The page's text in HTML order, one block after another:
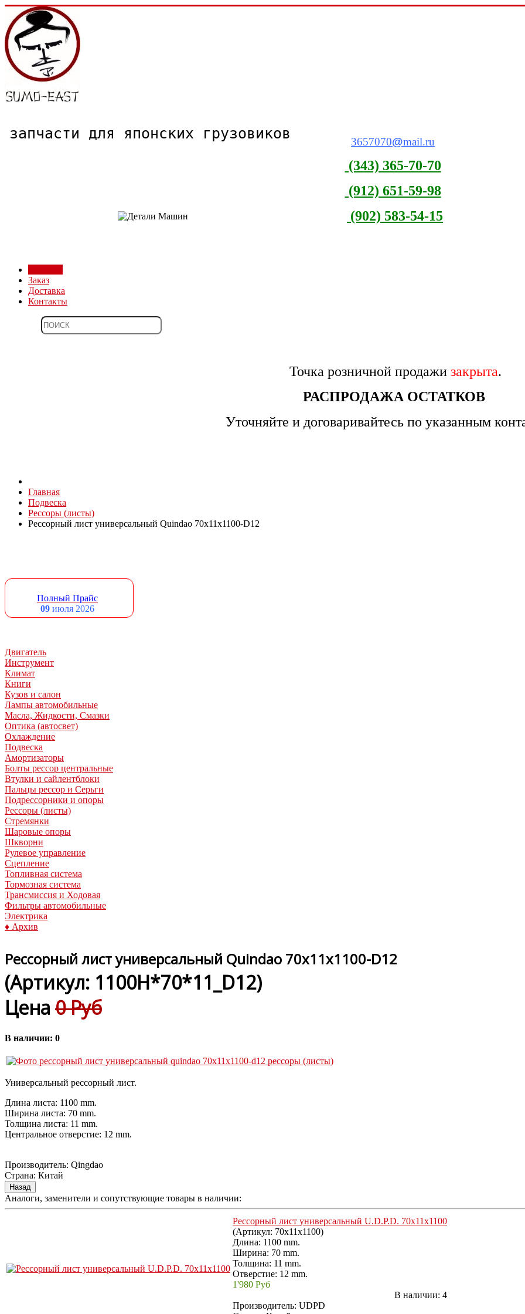
запчасти для японских грузовиков 3657070@mail.ru
(343) 365-70-70
(912) 651-59-98
(902) 583-54-15
Заказ
Доставка
Контакты
Точка розничной продажи закрыта.
РАСПРОДАЖА ОСТАТКОВ
Уточняйте и договаривайтесь по указанным
Главная
Подвеска
Рессоры (листы)
Рессорный лист универсальный Quindao 70x11x1100-D12
Полный Прайс
09 июля 2026
Двигатель
Инструмент
Климат
Книги
Кузов и салон
Лампы автомобильные
Масла, Жидкости, Смазки
Оптика (автосвет)
Охлаждение
Подвеска
Амортизаторы
Болты рессор центральные
Втулки и сайлентблоки
Пальцы рессор и Серьги
Подрессорники и опоры
Рессоры (листы)
Стремянки
Шаровые опоры
Шкворни
Рулевое управление
Сцепление
Топливная система
Тормозная система
Трансмиссия и Ходовая
Фильтры автомобильные
Электрика
♦ Архив
Рессорный лист универсальный Quindao 70x11x1100-D12
(Артикул: 1100H*70*11_D12)
Цена 0 Руб
В наличии: 0
Универсальный рессорный лист.
Длина листа: 1100 mm.
Ширина листа: 70 mm.
Толщина листа: 11 mm.
Центральное отверстие: 12 mm.
Производитель: Qingdao
Страна: Китай
Аналоги, заменители и сопутствующие товары в наличии:
Рессорный лист универсальный U.D.P.D. 70x11x1100
(Артикул: 70x11x1100)
Длина: 1100 mm.
Ширина: 70 mm.
Толщина: 11 mm.
Отверстие: 12 mm.
1'980 Руб
В наличии: 4
Производитель: UDPD